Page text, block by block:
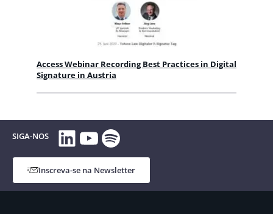
Access Webinar Recording Best Practices in Digital
Signature in Austria
SIGA-NOS LinkedIn
YouTube
Spotify
Inscreva-se na Newsletter